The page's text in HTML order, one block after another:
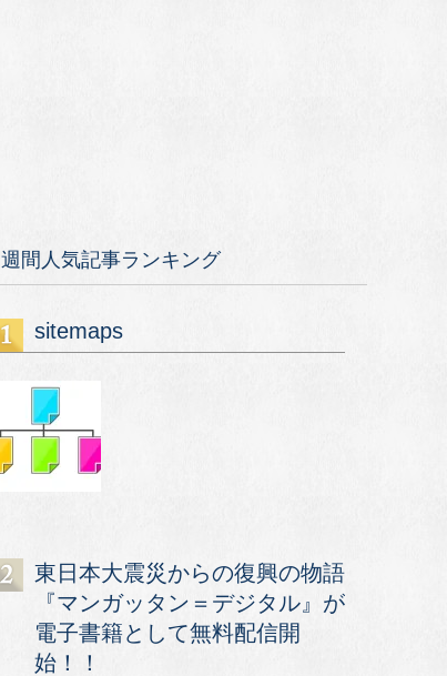
週間人気記事ランキング
sitemaps
東日本大震災からの復興の物語
『マンガッタン＝デジタル』が
電子書籍として無料配信開
始！！